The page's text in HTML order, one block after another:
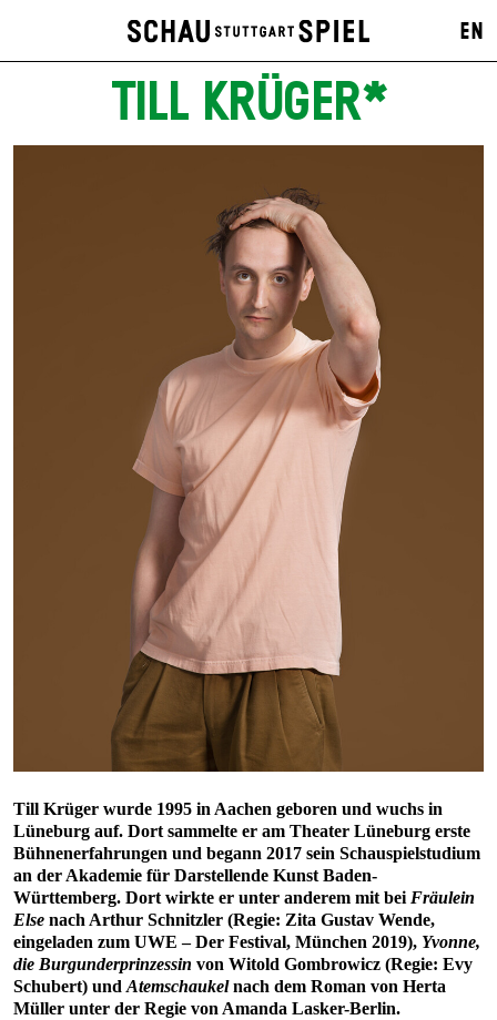
EN
TILL KRÜGER*
Till Krüger wurde 1995 in Aachen geboren und wuchs in
Lüneburg auf. Dort sammelte er am Theater Lüneburg erste
Bühnenerfahrungen und begann 2017 sein Schauspielstudium
an der Akademie für Darstellende Kunst Baden-
Württemberg. Dort wirkte er unter anderem mit bei Fräulein
Else nach Arthur Schnitzler (Regie: Zita Gustav Wende,
eingeladen zum UWE – Der Festival, München 2019), Yvonne,
die Burgunderprinzessin von Witold Gombrowicz (Regie: Evy
Schubert) und Atemschaukelnach dem Roman von Herta
Müller unter der Regie von Amanda Lasker-Berlin.